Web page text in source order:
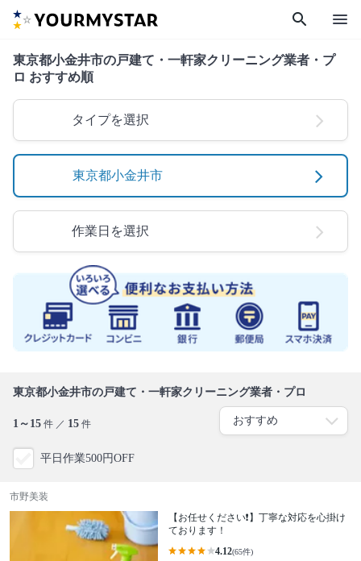
search menu
東京都小金井市の戸建て・一軒家クリーニング業者・プ
ロ おすすめ順
タイプを選択
東京都小金井市
作業日を選択
東京都小金井市の戸建て・一軒家クリーニング業者・プロ
1～15 件 ／ 15 件
平日作業500円OFF
市野美装
【お任せください❗️】丁寧な対応を心掛け
ております！
4.12(65件)